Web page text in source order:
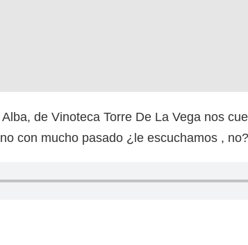
de Vinoteca Torre De La Vega nos
con mucho pasado ¿le escuchamos , no?